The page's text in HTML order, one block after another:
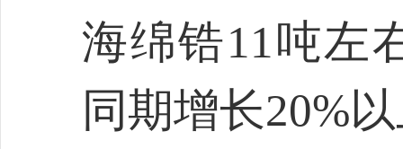
海绵锆11吨左
同期增长20%